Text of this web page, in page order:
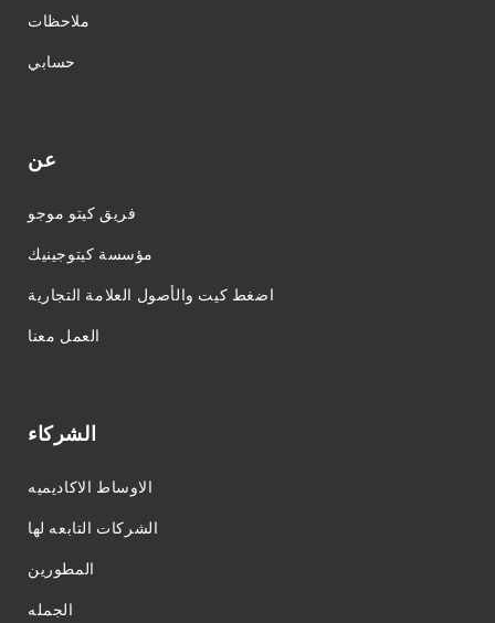
ملاحظات
حسابي
عن
فريق كيتو موجو
مؤسسة كيتوجينيك
اضغط كيت والأصول العلامة التجارية
العمل معنا
الشركاء
الاوساط الاكاديميه
الشركات التابعه لها
المطورين
الجمله